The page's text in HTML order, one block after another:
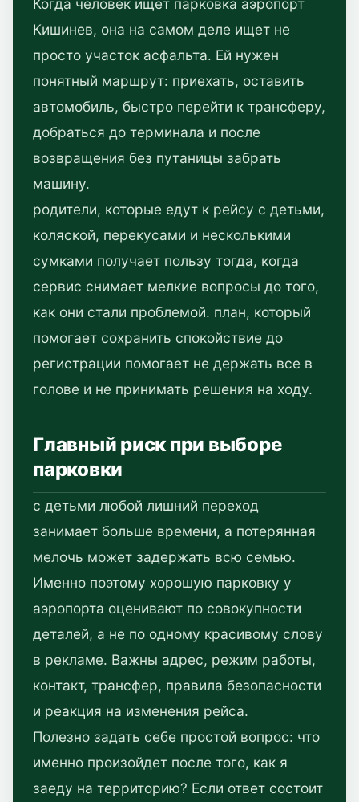
Когда человек ищет парковка аэропорт
Кишинев, она на самом деле ищет не
просто участок асфальта. Ей нужен
понятный маршрут: приехать, оставить
автомобиль, быстро перейти к трансферу,
добраться до терминала и после
возвращения без путаницы забрать
машину.
родители, которые едут к рейсу с детьми,
коляской, перекусами и несколькими
сумками получает пользу тогда, когда
сервис снимает мелкие вопросы до того,
как они стали проблемой. план, который
помогает сохранить спокойствие до
регистрации помогает не держать все в
голове и не принимать решения на ходу.
Главный риск при выборе
парковки
с детьми любой лишний переход
занимает больше времени, а потерянная
мелочь может задержать всю семью.
Именно поэтому хорошую парковку у
аэропорта оценивают по совокупности
деталей, а не по одному красивому слову
в рекламе. Важны адрес, режим работы,
контакт, трансфер, правила безопасности
и реакция на изменения рейса.
Полезно задать себе простой вопрос: что
именно произойдет после того, как я
заеду на территорию? Если ответ состоит